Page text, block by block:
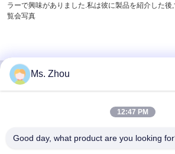
ラーで興味がありました.私は彼に製品を紹介した後
覧会写真
住所
Ms. Zhou
12:47 PM
Good day, what product are you looking